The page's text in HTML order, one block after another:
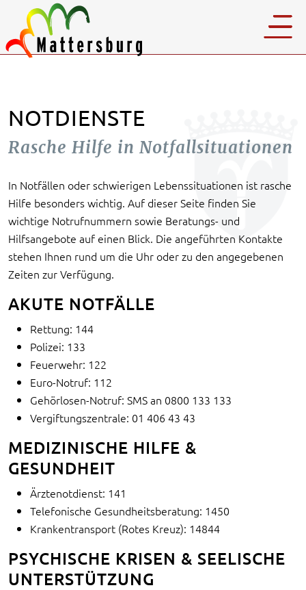
NOTDIENSTE
Rasche Hilfe in Notfallsituationen
In Notfällen oder schwierigen Lebenssituationen ist rasche
Hilfe besonders wichtig. Auf dieser Seite finden Sie
wichtige Notrufnummern sowie Beratungs- und
Hilfsangebote auf einen Blick. Die angeführten Kontakte
stehen Ihnen rund um die Uhr oder zu den angegebenen
Zeiten zur Verfügung.
AKUTE NOTFÄLLE
Rettung: 144
Polizei: 133
Feuerwehr: 122
Euro-Notruf: 112
Gehörlosen-Notruf: SMS an 0800 133 133
Vergiftungszentrale: 01 406 43 43
MEDIZINISCHE HILFE &
GESUNDHEIT
Ärztenotdienst: 141
Telefonische Gesundheitsberatung: 1450
Krankentransport (Rotes Kreuz): 14844
PSYCHISCHE KRISEN & SEELISCHE
UNTERSTÜTZUNG